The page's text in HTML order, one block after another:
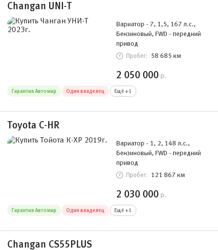
Changan UNI-T
Вариатор - 7, 1,5, 167 л.с.,
Бензиновый, FWD - передний
привод
Пробег: 58 685 км
2 050 000 р.
Гарантия Автомир Один владелец Ещё +1
Toyota C-HR
Вариатор - 1, 2, 148 л.с.,
Бензиновый, FWD - передний
привод
Пробег: 121 867 км
2 030 000 р.
Гарантия Автомир Один владелец Ещё +1
Changan CS55PLUS